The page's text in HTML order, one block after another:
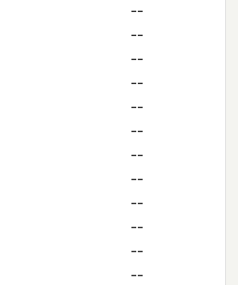
--
--
--
--
--
--
--
--
--
--
--
--